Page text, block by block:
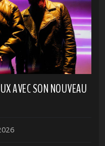
AVEC SON NOUVEAU